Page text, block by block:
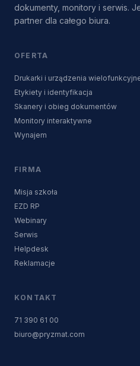
dokumenty, monitory i serwis.
partner dla całego biura.
OFERTA
Drukarki i urządzenia
Etykiety i identyfikacja
Skanery i obieg dokumentów
Monitory interaktywne
Wynajem
FIRMA
Misja szkoła
EZD RP
Webinary
Serwis
Helpdesk
Reklamacje
KONTAKT
71 390 61 00
biuro@pryzmat.com